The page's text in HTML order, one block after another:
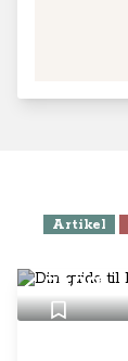
Artikel
gang